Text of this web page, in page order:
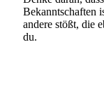
Bekanntschaften
andere stößt, die
du.